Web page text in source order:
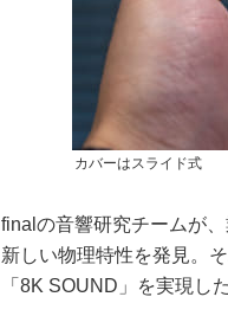
カバーはスライド式
finalの音響研究チームが
新しい物理特性を発見。
「8K SOUND」を実現した